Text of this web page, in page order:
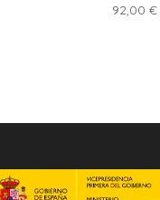
92,00€